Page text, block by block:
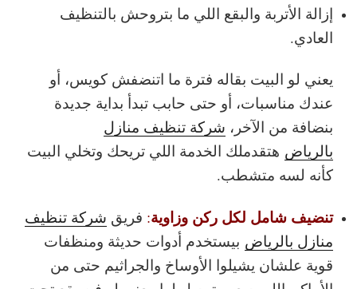
إزالة الأتربة والبقع اللي ما بتروحش بالتنظيف
العادي.
يعني لو البيت بقاله فترة ما اتنضفش كويس، أو
عندك مناسبات، أو حتى حابب تبدأ بداية جديدة
بنضافة من الآخر، شركة تنظيف منازل
بالرياض هتقدملك الخدمة اللي تريحك وتخلي البيت
كأنه لسه متشطب.
تنضيف شامل لكل ركن وزاوية: فريق شركة تنظيف
منازل بالرياض بيستخدم أدوات حديثة ومنظفات
قوية علشان يشيلوا الأوساخ والجراثيم حتى من